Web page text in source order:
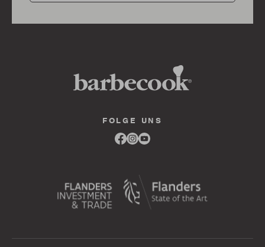
FOLGE UNS
Link
to
Link
to
Link